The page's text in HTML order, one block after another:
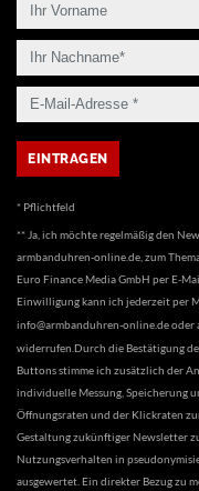
* Pflichtfeld
** Ja, ich möchte regelmäßig den
armbanduhren-online.de, zum
Euro Finance Media GmbH per E-
Einwilligung kann ich jederzeit per
info@armbanduhren-online.deoder
widerrufen.Durch die Bestätigung
Buttons stimme ich zusätzlich der
individuelle Messung, Speicherung
Öffnungsraten und der Klickraten
Gestaltung zukünftiger Newsletter
Nutzungsverhalten in
ausgewertet. Ein direkter Bezug zu